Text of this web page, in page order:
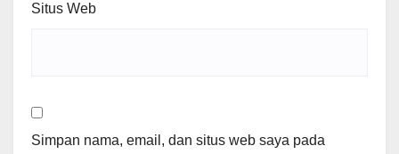
Situs Web
Simpan nama, email, dan situs web saya pada